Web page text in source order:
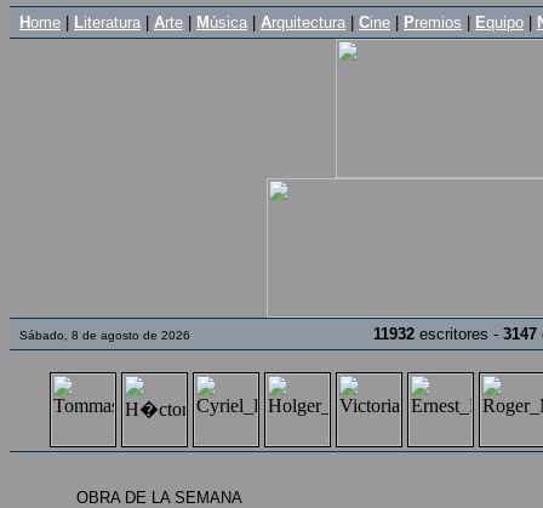
Home Literatura Arte M úsica Arquitectura Cine Premios Equipo
Sábado, 8 de agosto de 2026 11932 escritores - 3147
OBRA DE LA SEMANA